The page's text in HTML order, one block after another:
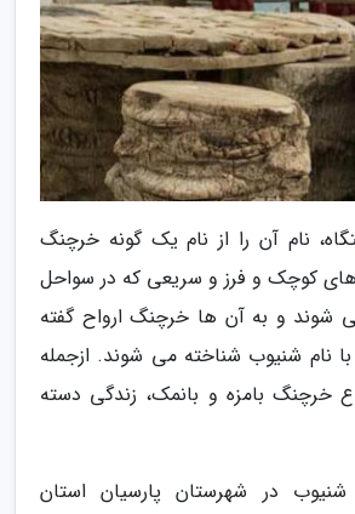
نام آن را از نام یک گونه خرچنگ
کوچک و فرز و سریعی که در سواحل
شوند و به آن ها خرچنگ ارواح گفته
نام شنیوب شناخته می شوند. ازجمله
خرچنگ بامزه و بانمک، زندگی دسته
شنیوب در شهرستان پارسیان استان